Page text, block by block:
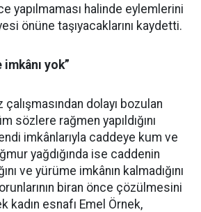
yapılmaması halinde eylemlerini
önüne taşıyacaklarını kaydetti.
yok”
dolayı bozulan
sözlere rağmen yapıldığını
imkânlarıyla caddeye kum ve
yağdığında ise caddenin
ve yürüme imkânın kalmadığını
biran önce çözülmesini
kadın esnafı Emel Örnek,